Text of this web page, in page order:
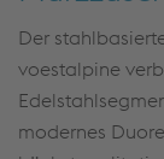
Der
voestalpine
modernes